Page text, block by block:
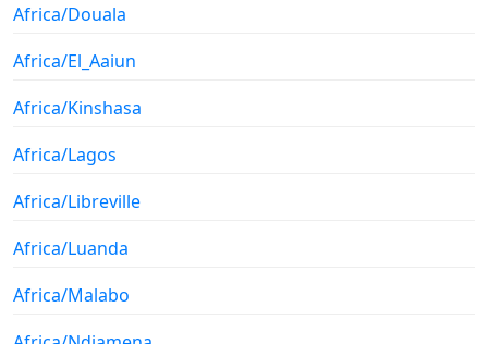
Africa/Douala
Africa/El_Aaiun
Africa/Kinshasa
Africa/Lagos
Africa/Libreville
Africa/Luanda
Africa/Malabo